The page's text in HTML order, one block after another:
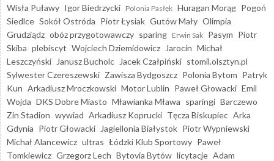
Wisła Puławy Igor Biedrzycki Polonia Pasłęk Huragan Morąg Pogoń
Siedlce Sokół Ostróda Piotr Łysiak Gutów Mały Olimpia
Grudziądz obóz przygotowawczy sparing Erwin Sak Pasym Piotr
Skiba plebiscyt Wojciech Dziemidowicz Jarocin Michał
Leszczyński
Janusz Bucholc Jacek Czałpiński stomil.olsztyn.pl
Sylwester Czereszewski Zawisza Bydgoszcz Polonia Bytom Patryk
Kun Arkadiusz Mroczkowski Motor Lublin Paweł Głowacki Emil
Wojda DKS Dobre Miasto Mławianka Mława sparingi Barczewo
Zin Stadion wywiad Arkadiusz Koprucki Tęcza Biskupiec Arka
Gdynia Piotr Głowacki Jagiellonia Białystok Piotr Wypniewski
Michał Alancewicz ultras Łódzki Klub Sportowy Paweł
Tomkiewicz Grzegorz Lech Bytovia Bytów licytacje Adam